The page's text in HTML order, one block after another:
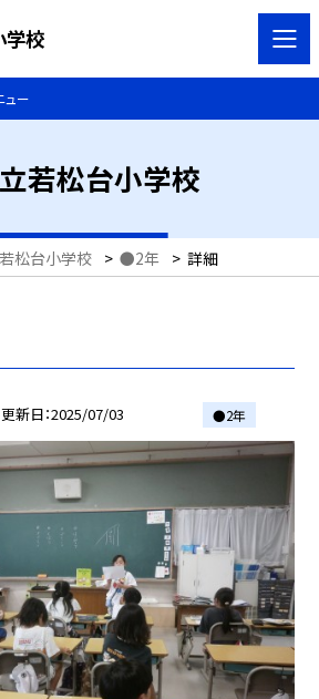
学校
ー
若松台小学校
松台小学校 > ●2年 > 詳細
更新日 2025/07/03 ●2年